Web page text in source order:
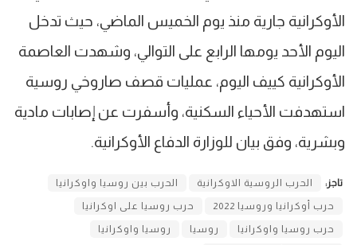
الأوكرانية جارية منذ يوم الخميس الماضي، حيث تدخل
اليوم الأحد يومها الرابع على التوالي، وشهدت العاصمة
الأوكرانية كييف اليوم، عمليات قصف صاروخي روسية
استهدفت الأحياء السكنية، وأسفرت عن إصابات مادية
وبشرية، وفق بيان للوزارة الدفاع الأوكرانية.
تاجز: الحرب الروسية الاوكرانية الحرب بين روسيا واوكرانيا
حرب أوكرانيا وروسيا 2022 حرب روسيا على اوكرانيا
حرب روسيا واوكرانيا روسيا روسيا واوكرانيا